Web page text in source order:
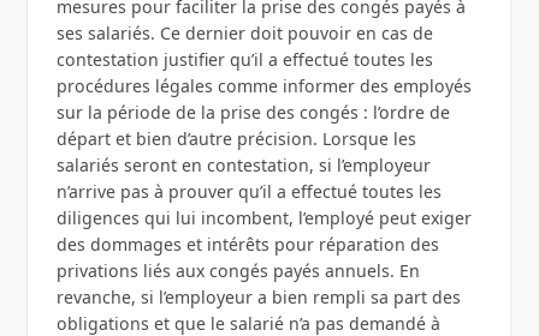
mesures pour faciliter la prise des congés payés à
ses salariés. Ce dernier doit pouvoir en cas de
contestation justifier qu’il a effectué toutes les
procédures légales comme informer des employés
sur la période de la prise des congés : l’ordre de
départ et bien d’autre précision. Lorsque les
salariés seront en contestation, si l’employeur
n’arrive pas à prouver qu’il a effectué toutes les
diligences qui lui incombent, l’employé peut exiger
des dommages et intérêts pour réparation des
privations liés aux congés payés annuels. En
revanche, si l’employeur a bien rempli sa part des
obligations et que le salarié n’a pas demandé à